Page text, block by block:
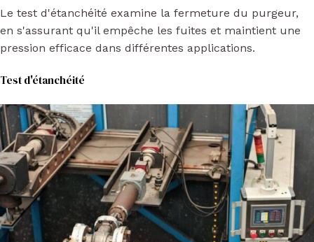
Le test d'étanchéité examine la fermeture du purgeur,
en s'assurant qu'il empêche les fuites et maintient une
pression efficace dans différentes applications.
Test d'étanchéité